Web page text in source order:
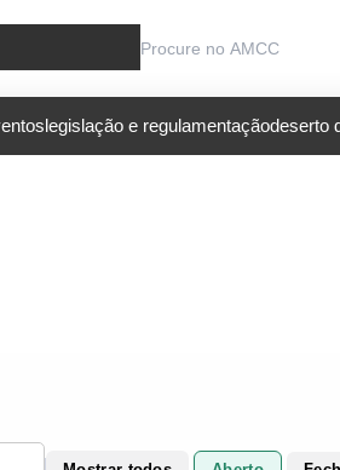
legislação e regulamentaçãodeserto